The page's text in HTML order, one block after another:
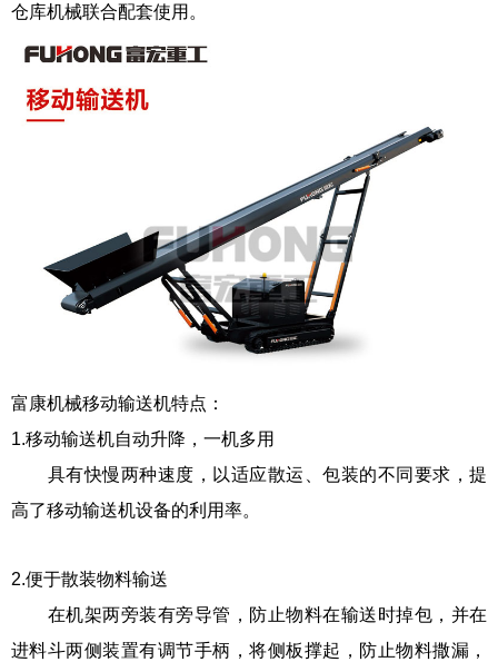
仓库机械联合配套使用。
富康机械移动输送机特点：
1.移动输送机自动升降，一机多用
具有快慢两种速度，以适应散运、包装的不同要求，提
高了移动输送机设备的利用率。
2.便于散装物料输送
在机架两旁装有旁导管，防止物料在输送时掉包，并在
进料斗两侧装置有调节手柄，将侧板撑起，防止物料撒漏，